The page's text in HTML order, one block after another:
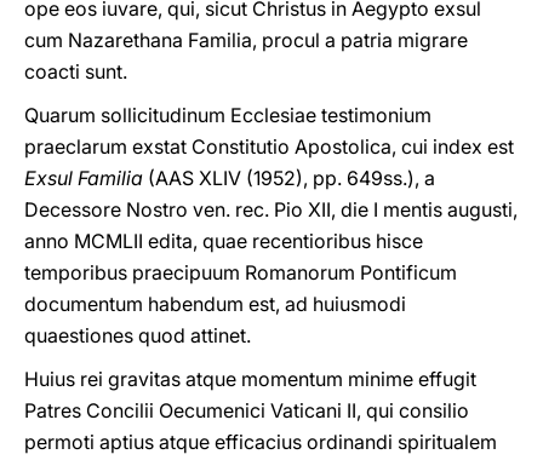
ope eos iuvare, qui, sicut Christus in Aegypto exsul
cum Nazarethana Familia, procul a patria migrare
coacti sunt.
Quarum sollicitudinum Ecclesiae testimonium
praeclarum exstat Constitutio Apostolica, cui index est
Exsul Familia (AAS XLIV (1952), pp. 649ss.), a
Decessore Nostro ven. rec. Piο XIΙ, die I mentis augusti,
anno MCMLII edita, quae recentioribus hisce
temporibus praecipuum Romanorum Pontificum
documentum habendum est, ad huiusmodi
quaestiones quod attinet.
Huius rei gravitas atque momentum minime effugit
Patres Concilii Oecumenici Vaticani II, qui consilio
permoti aptius atque efficacius ordinandi spiritualem